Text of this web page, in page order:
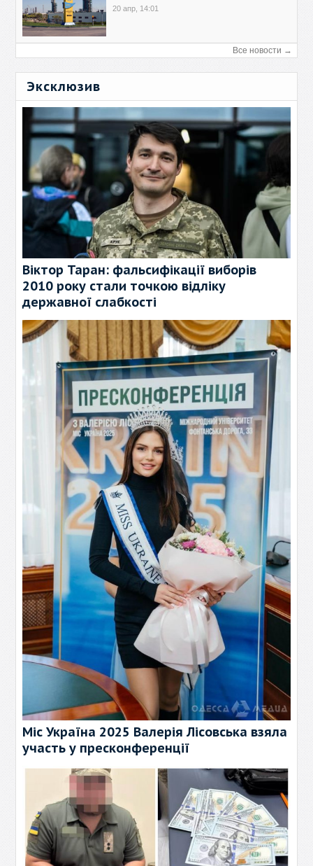
20 апр, 14:01
Все новости →
Эксклюзив
Віктор Таран: фальсифікації виборів
2010 року стали точкою відліку
державної слабкості
Міс Україна 2025 Валерія Лісовська взяла
участь у пресконференції